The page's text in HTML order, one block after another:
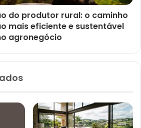
do produtor rural: o caminho
mais eficiente e sustentável
agronegócio